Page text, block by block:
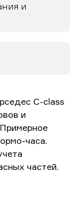
и
C-class
и
часа.
частей.